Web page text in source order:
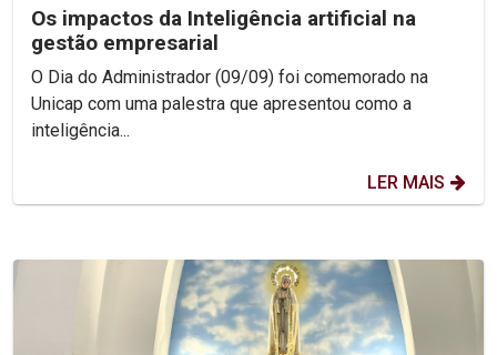
Os impactos da Inteligência artificial na
gestão empresarial
O Dia do Administrador (09/09) foi comemorado na
Unicap com uma palestra que apresentou como a
inteligência...
LER MAIS